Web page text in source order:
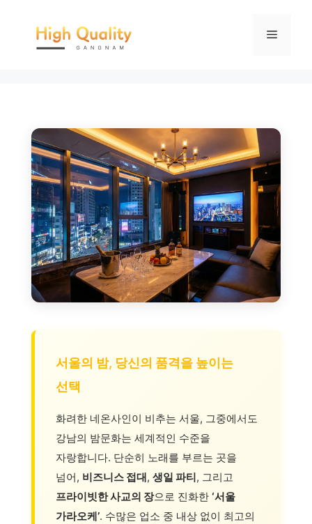
메
서울의 밤, 당신의 품격을 높이는
선택
화려한 네온사인이 비추는 서울, 그중에서도
강남의 밤문화는 세계적인 수준을
자랑합니다. 단순히 노래를 부르는 곳을
넘어, 비즈니스 접대, 생일 파티, 그리고
프라이빗한 사교의 장으로 진화한 ‘서울
가라오케’. 수많은 업소 중 내상 없이 최고의